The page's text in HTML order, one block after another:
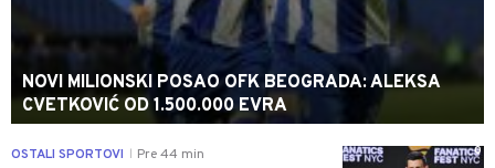
NOVI MILIONSKI POSAO OFK BEOGRADA: ALEKSA
CVETKOVIĆ OD 1.500.000 EVRA
0
OSTALI SPORTOVI Pre 44 min